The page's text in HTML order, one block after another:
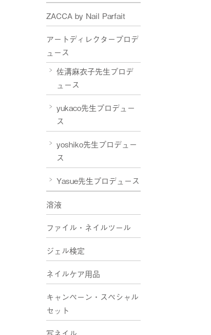
ZACCA by Nail Parfait
アートディレクタープロデ
ュース
佐溝麻衣子先生プロデ
ュース
yukaco先生プロデュー
ス
yoshiko先生プロデュー
ス
Yasue先生プロデュース
溶液
ファイル・ネイルツール
ジェル検定
ネイルケア用品
キャンペーン・スペシャル
セット